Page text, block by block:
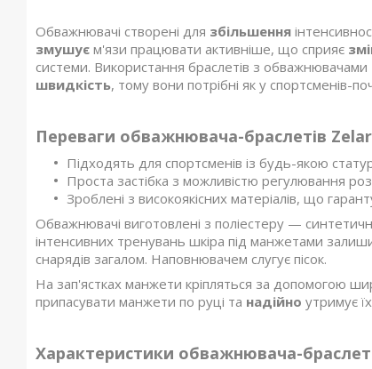
Обважнювачі створені для збільшення
змушує м'язи працювати активніше, що сприяє
системи. Використання браслетів з обважнювачами
швидкість, тому вони потрібні як у спортсменів-
Переваги обважнювача-браслетів
Підходять для спортсменів із будь-якою
Проста застібка з можливістю регулювання
Зроблені з високоякісних матеріалів, що
Обважнювачі виготовлені з поліестеру —
інтенсивних тренувань шкіра під манжетами
снарядів загалом. Наповнювачем слугує пісок.
На зап'ястках манжети кріпляться за допомогою
припасувати манжети по руці та надійно утримує
Характеристики обважнювача-